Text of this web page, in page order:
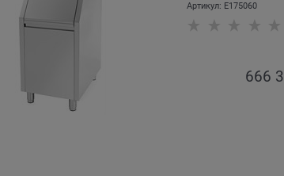
Артикул: E175060
666